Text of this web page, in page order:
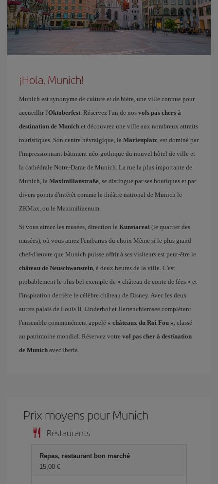
¡Hola, Munich!
Munich est synonyme de culture et de bière, une ville connue pour
accueillir l'Oktoberfest. Réservez l'un de nos vols pas chers à
destination de Munich et découvrez une ville aux nombreux attraits
touristiques. Son centre névralgique, la Marienplatz, est dominé par
l'impressionnant bâtiment néo-gothique du nouvel hôtel de ville et
la cathédrale Notre-Dame de Munich. La rue la plus importante de
Munich, la Maximilianstraße, se distingue par ses boutiques et par
divers points d'intérêt comme le théâtre national de Munich le
ZKMax, ou le Maximiliaenum.
Si vous aimez les musées, direction le Kunstareal (le quartier des
musées), où vous aurez l'embarras du choix Même si le plus grand
chef-d'œuvre que Munich puisse offrir à ses visiteurs est peut-être le
château de Neuschwanstein, à deux heures de la ville. C'est
probablement le plus bel exemple de « château de conte de fées » et
l'inspiration derrière le célèbre château de Disney. Avec les deux
autres palais de Louis II, Linderhof et Herrenchiemsee complètent
l'ensemble communément appelé « châteaux du Roi Fou », classé
au patrimoine mondial. Réservez votre vol pas cher à destination
de Munich avec Iberia.
Prix ​​moyens pour Munich
Restaurants
Repas, restaurant bon marché
15,00 €